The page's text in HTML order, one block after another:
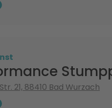
21, 88410 Bad Wurzach